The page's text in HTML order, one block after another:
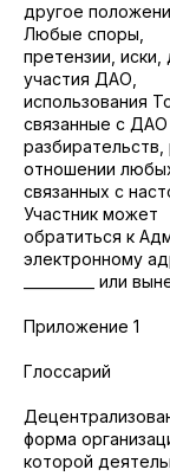
другое
Любые споры,
претензии,
участия ДАО,
использования
связанные с
отношении
связанных с
Участник может
обратиться к
электронному
__________ или
Приложение 1
Глоссарий
форма
которой